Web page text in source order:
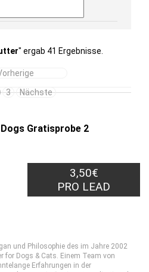
" ergab 41 Ergebnisse.
3 Nächste
Gratisprobe 2
3,50€
PRO LEAD
und Philosophie des im Jahre 2002
for Dogs & Cats. Einem Team von
Erfahrungen in der